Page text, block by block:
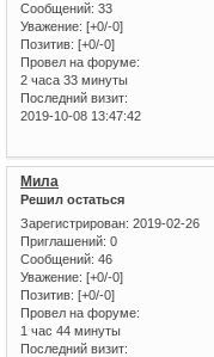
Сообщений: 33
Уважение: [+0/-0]
Позитив: [+0/-0]
Провел на форуме:
2 часа 33 минуты
Последний визит:
2019-10-08 13:47:42
Мила
Решил остаться
Зарегистрирован: 2019-02-26
Приглашений: 0
Сообщений: 46
Уважение: [+0/-0]
Позитив: [+0/-0]
Провел на форуме:
1 час 44 минуты
Последний визит: